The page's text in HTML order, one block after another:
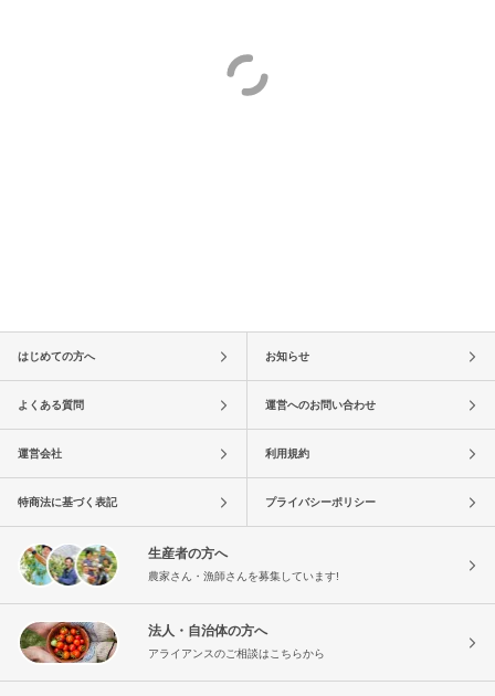
はじめての方へ お知らせ
よくある質問 運営へのお問い合わせ
運営会社 利用規約
特商法に基づく表記 プライバシーポリシー
生産者の方へ
農家さん・漁師さんを募集しています!
法人・自治体の方へ
アライアンスのご相談はこちらから